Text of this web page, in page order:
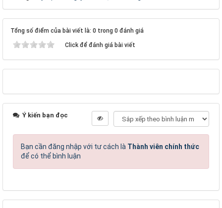
Tổng số điểm của bài viết là: 0 trong 0 đánh giá
Click để đánh giá bài viết
Ý kiến bạn đọc
Bạn cần đăng nhập với tư cách là Thành viên chính thức
để có thể bình luận